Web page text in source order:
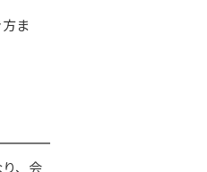
ま
、会